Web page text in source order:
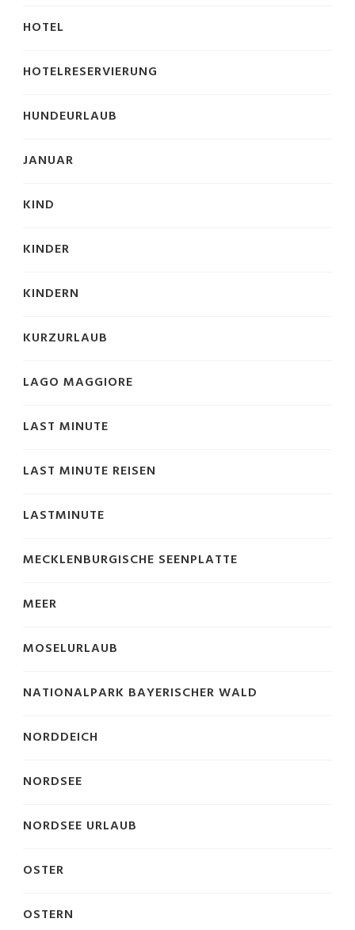
HOTEL
HOTELRESERVIERUNG
HUNDEURLAUB
JANUAR
KIND
KINDER
KINDERN
KURZURLAUB
LAGO MAGGIORE
LAST MINUTE
LAST MINUTE REISEN
LASTMINUTE
MECKLENBURGISCHE SEENPLATTE
MEER
MOSELURLAUB
NATIONALPARK BAYERISCHER WALD
NORDDEICH
NORDSEE
NORDSEE URLAUB
OSTER
OSTERN